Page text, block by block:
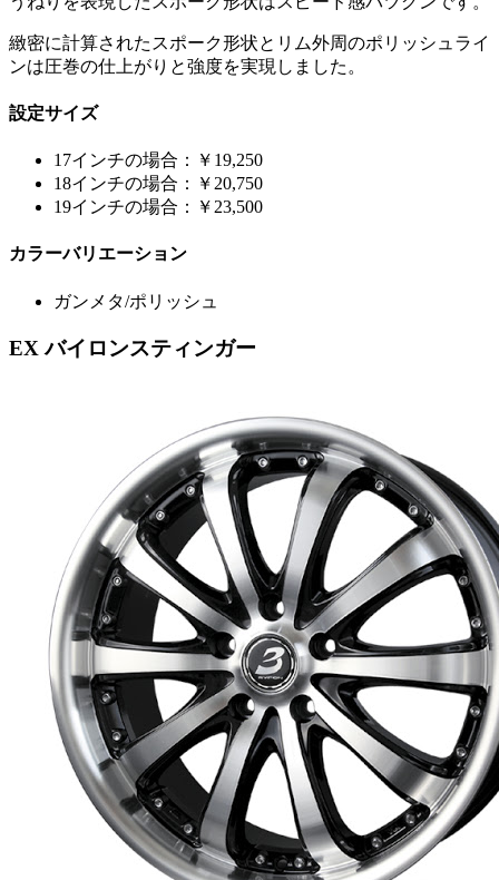
緻密に計算されたスポーク形状とリム外周のポリッシュライ
ンは圧巻の仕上がりと強度を実現しました。
設定サイズ
17インチの場合：￥19,250
18インチの場合：￥20,750
19インチの場合：￥23,500
カラーバリエーション
ガンメタ/ポリッシュ
EX バイロンスティンガー